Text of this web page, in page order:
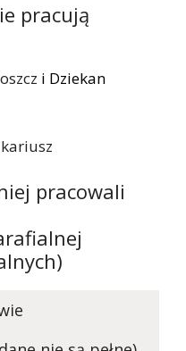
pracują
i Dziekan
pracowali